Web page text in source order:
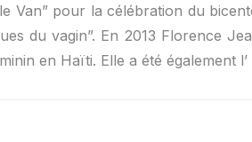
Van” pour la célébration du
du vagin”. En 2013 Florence
en Haïti. Elle a été également